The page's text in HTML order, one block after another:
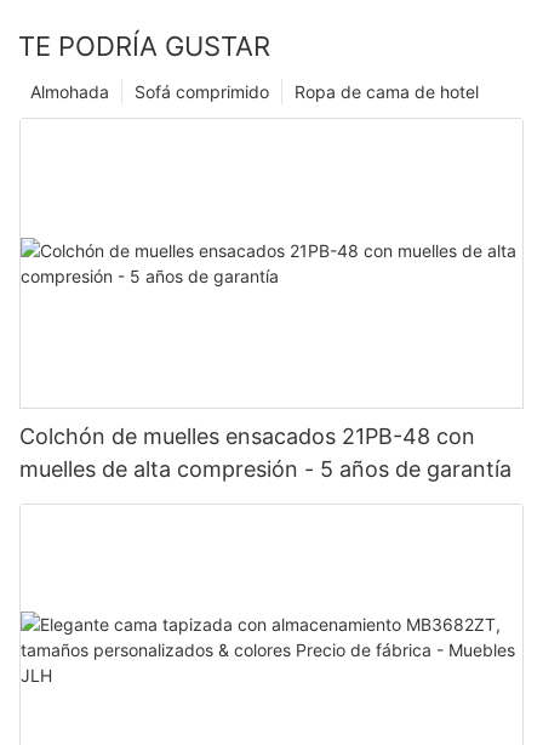
TE PODRÍA GUSTAR
Ropa de cama de hotel
Sofá comprimido
Almohada
Colchón de muelles ensacados 21PB-48 con
muelles de alta compresión - 5 años de garantía